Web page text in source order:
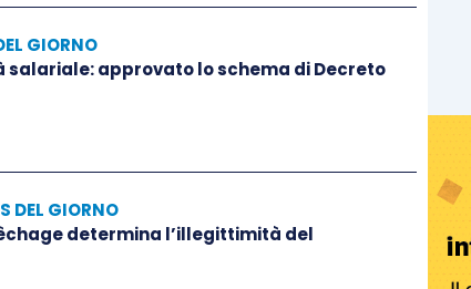
GIORNO
approvato lo schema di Decreto
DEL GIORNO
determina l’illegittimità del